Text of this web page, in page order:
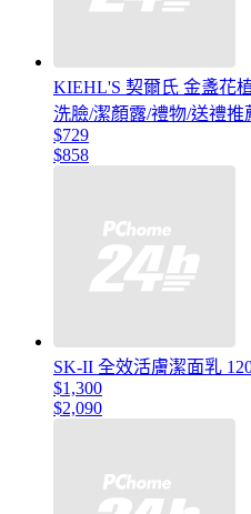
KIEHL'S 契爾氏 金盞花
洗臉/潔顏露/禮物/送禮推
$729
$858
SK-II 全效活膚潔面乳
$1,300
$2,090